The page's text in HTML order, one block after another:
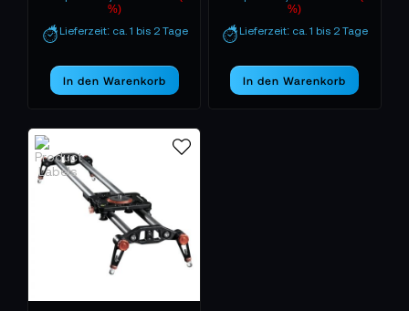
%)
Lieferzeit: ca. 1 bis 2 Tage
In den Warenkorb
%)
Lieferzeit: ca. 1 bis 2 Tage
In den Warenkorb